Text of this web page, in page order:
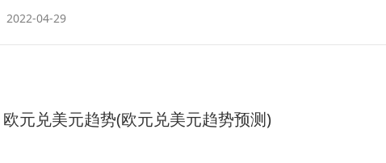
2022-04-29
欧元兑美元趋势(欧元兑美元趋势预测)